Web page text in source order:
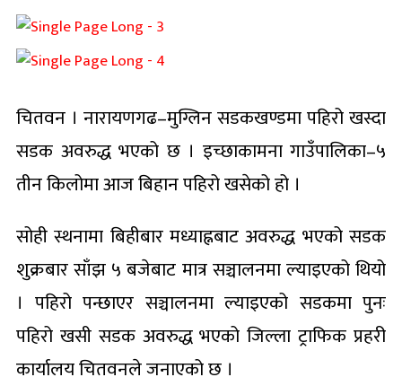
चितवन । नारायणगढ–मुग्लिन सडकखण्डमा पहिरो खस्दा
सडक अवरुद्ध भएको छ । इच्छाकामना गाउँपालिका–५
तीन किलोमा आज बिहान पहिरो खसेको हो ।
सोही स्थनामा बिहीबार मध्याह्नबाट अवरुद्ध भएको सडक
शुक्रबार साँझ ५ बजेबाट मात्र सञ्चालनमा ल्याइएको थियो
। पहिरो पन्छाएर सञ्चालनमा ल्याइएको सडकमा पुनः
पहिरो खसी सडक अवरुद्ध भएको जिल्ला ट्राफिक प्रहरी
कार्यालय चितवनले जनाएको छ ।